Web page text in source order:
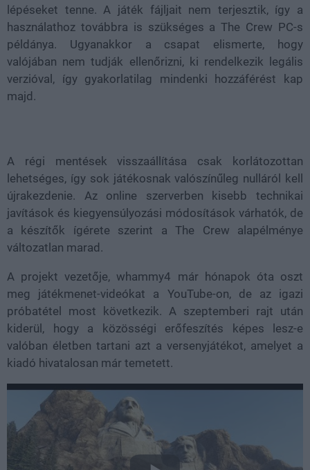
lépéseket tenne. A játék fájljait nem terjesztik, így a
használathoz továbbra is szükséges a The Crew PC-s
példánya. Ugyanakkor a csapat elismerte, hogy
valójában nem tudják ellenőrizni, ki rendelkezik legális
verzióval, így gyakorlatilag mindenki hozzáférést kap
majd.
A régi mentések visszaállítása csak korlátozottan
lehetséges, így sok játékosnak valószínűleg nulláról kell
újrakezdenie. Az online szerverben kisebb technikai
javítások és kiegyensúlyozási módosítások várhatók, de
a készítők ígérete szerint a The Crew alapélménye
változatlan marad.
A projekt vezetője, whammy4 már hónapok óta oszt
meg játékmenet-videókat a YouTube-on, de az igazi
próbatétel most következik. A szeptemberi rajt után
kiderül, hogy a közösségi erőfeszítés képes lesz-e
valóban életben tartani azt a versenyjátékot, amelyet a
kiadó hivatalosan már temetett.